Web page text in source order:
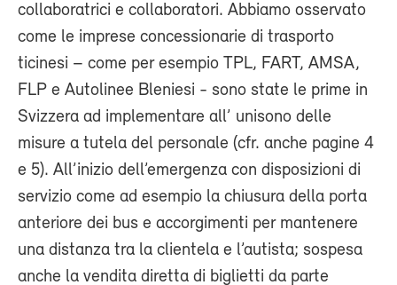
collaboratrici e collaboratori. Abbiamo osservato
come le imprese concessionarie di trasporto
ticinesi – come per esempio TPL, FART, AMSA,
FLP e Autolinee Bleniesi - sono state le prime in
Svizzera ad implementare all’ unisono delle
misure a tutela del personale (cfr. anche pagine 4
e 5). All’inizio dell’emergenza con disposizioni di
servizio come ad esempio la chiusura della porta
anteriore dei bus e accorgimenti per mantenere
una distanza tra la clientela e l’autista; sospesa
anche la vendita diretta di biglietti da parte